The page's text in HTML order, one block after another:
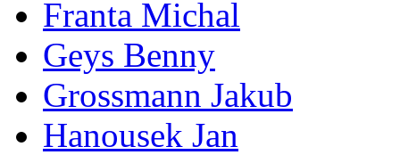
Franta Michal
Geys Benny
Grossmann Jakub
Hanousek Jan